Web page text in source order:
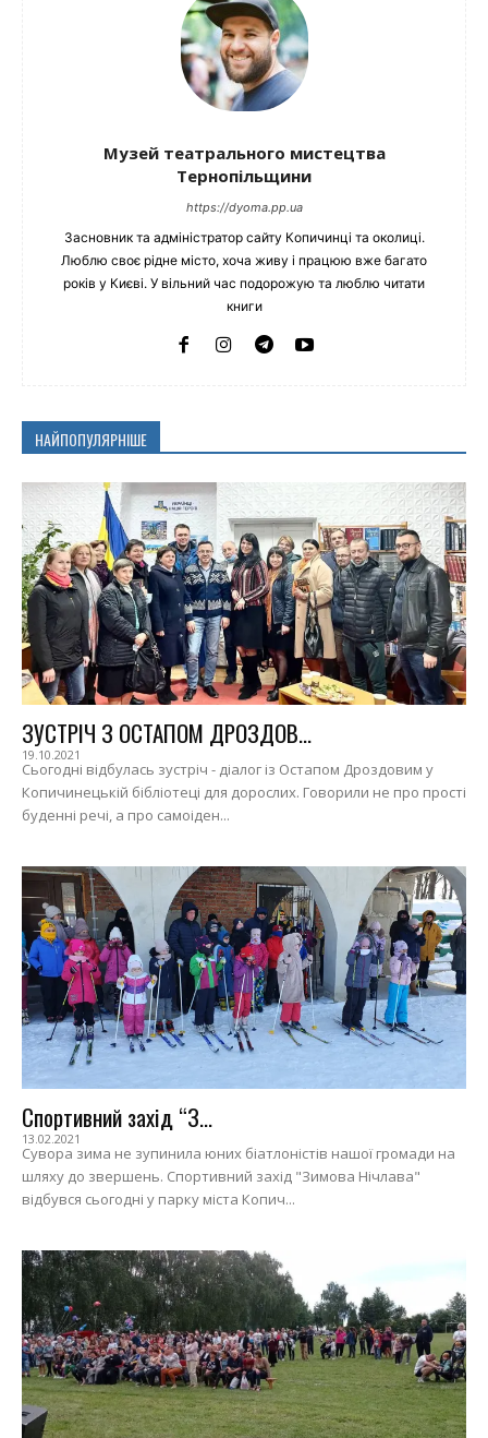
Музей театрального мистецтва
Тернопільщини
https://dyoma.pp.ua
Засновник та адміністратор сайту Копичинці та околиці.
Люблю своє рідне місто, хоча живу і працюю вже багато
років у Києві. У вільний час подорожую та люблю читати
книги
НАЙПОПУЛЯРНІШЕ
ЗУСТРІЧ З ОСТАПОМ ДРОЗДОВ...
19.10.2021
Сьогодні відбулась зустріч - діалог із Остапом Дроздовим у
Копичинецькій бібліотеці для дорослих. Говорили не про прості
буденні речі, а про самоіден...
Спортивний захід “З...
13.02.2021
Сувора зима не зупинила юних біатлоністів нашої громади на
шляху до звершень. Спортивний захід "Зимова Нічлава"
відбувся сьогодні у парку міста Копич...